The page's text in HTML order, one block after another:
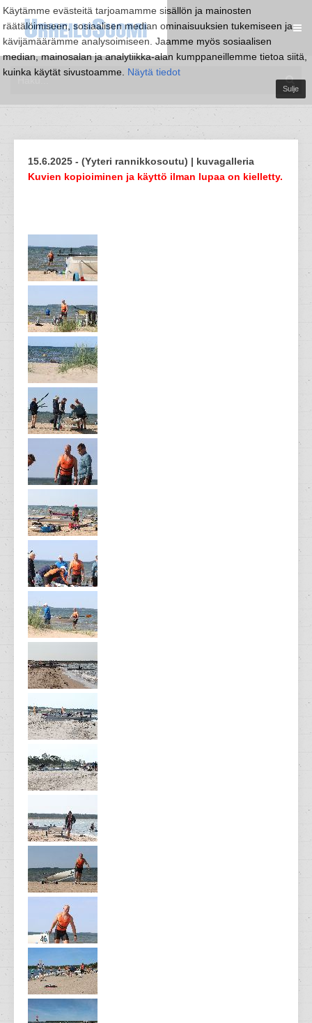
Käytämme evästeitä tarjoamamme sisällön ja mainosten
räätälöimiseen, sosiaalisen median ominaisuuksien tukemiseen ja
kävijämäärämme analysoimiseen. Jaamme myös sosiaalisen
median, mainosalan ja analytiikka-alan kumppaneillemme tietoa siitä,
kuinka käytät sivustoamme. Näytä tiedot
Sulje
15.6.2025 - (Yyteri rannikkosoutu) | kuvagalleria
Kuvien kopioiminen ja käyttö ilman lupaa on kielletty.